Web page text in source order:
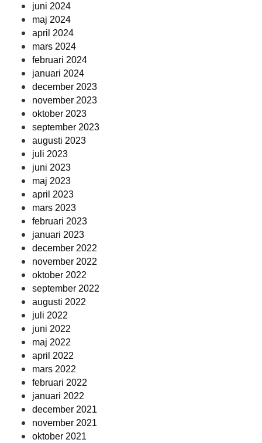
juni 2024
maj 2024
april 2024
mars 2024
februari 2024
januari 2024
december 2023
november 2023
oktober 2023
september 2023
augusti 2023
juli 2023
juni 2023
maj 2023
april 2023
mars 2023
februari 2023
januari 2023
december 2022
november 2022
oktober 2022
september 2022
augusti 2022
juli 2022
juni 2022
maj 2022
april 2022
mars 2022
februari 2022
januari 2022
december 2021
november 2021
oktober 2021